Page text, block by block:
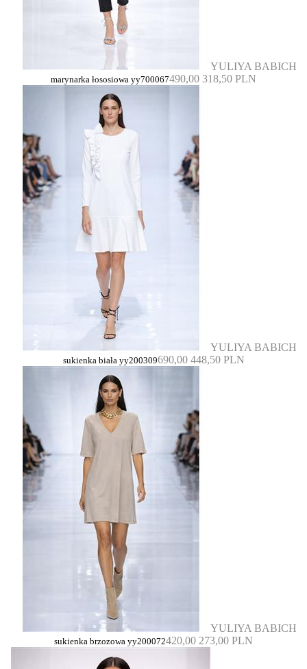
YULIYA BABICH
marynarka łososiowa yy700067490,00 318,50 PLN
YULIYA BABICH
sukienka biała yy200309690,00 448,50 PLN
YULIYA BABICH
sukienka brzozowa yy200072420,00 273,00 PLN